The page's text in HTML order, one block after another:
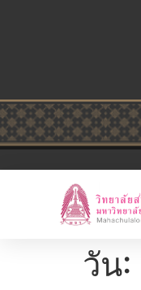
วัน: